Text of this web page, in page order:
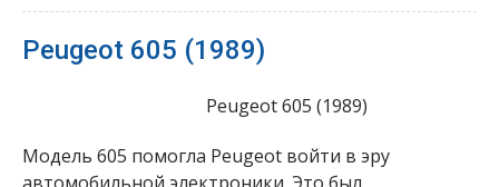
Peugeot 605 (1989)
Peugeot 605 (1989)
Модель 605 помогла Peugeot войти в эру